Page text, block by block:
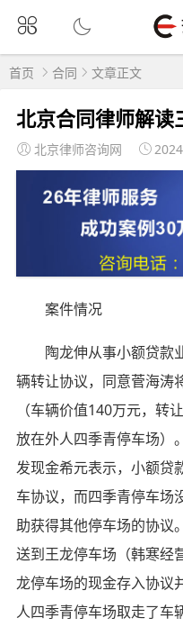
首页 合同 文章正文
北京合同律师解读
北京律师咨询网
案件情况
陶龙伸从事小额贷款
辆转让协议，同意菅海涛
（车辆价值140万元，转
放在外人四季青停车场）
发现金希元表示，小额贷
车协议，而四季青停车场
助获得其他停车场的协议
送到王龙停车场（韩寒经
龙停车场的现金存入协议
人四季青停车场取走了车